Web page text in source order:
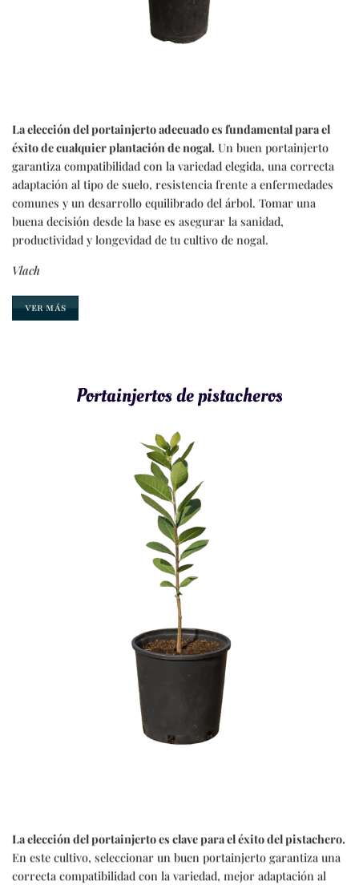
La elección del portainjerto adecuado es fundamental para el
éxito de cualquier plantación de nogal. Un buen portainjerto
garantiza compatibilidad con la variedad elegida, una correcta
adaptación al tipo de suelo, resistencia frente a enfermedades
comunes y un desarrollo equilibrado del árbol. Tomar una
buena decisión desde la base es asegurar la sanidad,
productividad y longevidad de tu cultivo de nogal.
Vlach
VER MÁS
Portainjertos de pistacheros
La elección del portainjerto es clave para el éxito del pistachero.
En este cultivo, seleccionar un buen portainjerto garantiza una
correcta compatibilidad con la variedad, mejor adaptación al